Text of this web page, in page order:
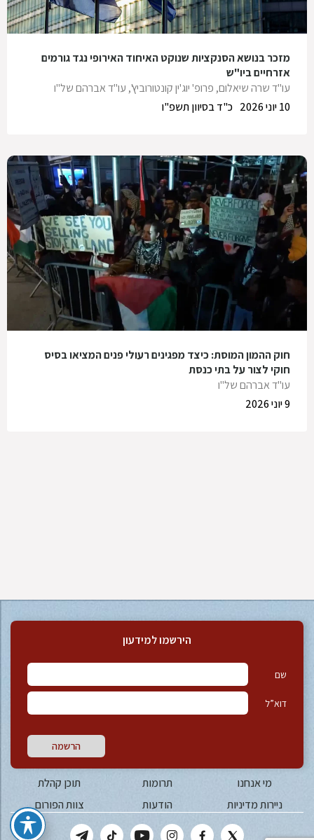
מזכר בנושא הסנקציות שנוקט האיחוד האירופי נגד גורמים
אזרחיים ביו"ש
עו"ד שרה שיאלום, פרופ' יוג'ין קונטורוביץ', עו"ד אברהם של"ו
כ"ד בסיוון תשפ"ו
10 יוני 2026
חוק ההמון המוסת: כיצד מפגינים רעולי פנים המציאו בסיס
חוקי לצור על בתי כנסת
עו"ד אברהם של"ו
9 יוני 2026
הירשמו למידעון
שם
דוא”ל
הרשמה
מי אנחנו תרומות
תוכן קהלת
ניירות מדיניות
הודעות צוות הפורום